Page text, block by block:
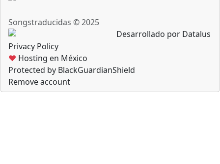
Songstraducidas © 2025
Desarrollado por Datalus
Privacy Policy
♥ Hosting en México
Protected by BlackGuardianShield
Remove account